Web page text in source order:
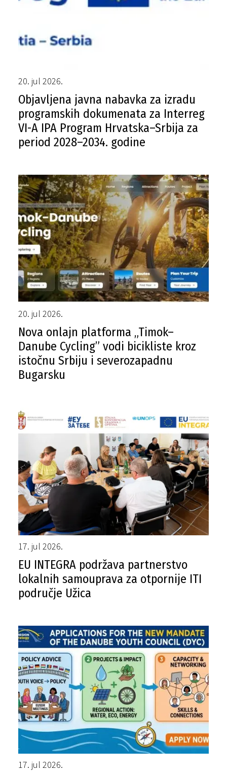
20. jul 2026.
Objavljena javna nabavka za izradu
programskih dokumenata za Interreg
VI-A IPA Program Hrvatska–Srbija za
period 2028–2034. godine
20. jul 2026.
Nova onlajn platforma „Timok–
Danube Cycling” vodi bicikliste kroz
istočnu Srbiju i severozapadnu
Bugarsku
17. jul 2026.
EU INTEGRA podržava partnerstvo
lokalnih samouprava za otpornije ITI
područje Užica
17. jul 2026.